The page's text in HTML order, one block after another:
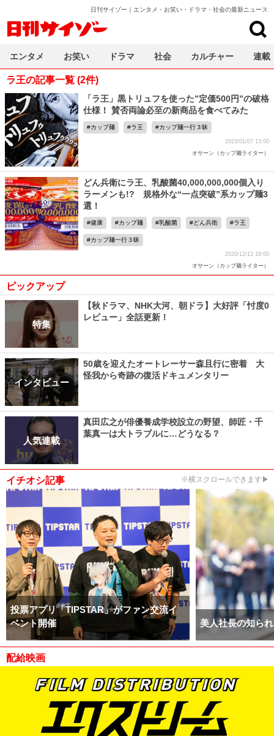
日刊サイゾー｜エンタメ・お笑い・ドラマ・社会の最新ニュース
ラ王の記事一覧 (2件)
「ラ王」黒トリュフを使った”定価500円”の破格
仕様！ 賛否両論必至の新商品を食べてみた
カップ麺 ラ王 カップ麺一行３昧
2023/01/07 13:00
オサーン（カップ麺ライター）
どん兵衛にラ王、乳酸菌40,000,000,000個入り
ラーメンも!? 規格外な“一点突破”系カップ麺3
選！
健康 カップ麺 乳酸菌 どん兵衛 ラ王
カップ麺一行３昧
2020/12/13 18:00
オサーン（カップ麺ライター）
ピックアップ
特集
【秋ドラマ、NHK大河、朝ドラ】大好評「忖度0
レビュー」全話更新！
インタビュー
50歳を迎えたオートレーサー森且行に密着 大
怪我から奇跡の復活ドキュメンタリー
人気連載
真田広之が俳優養成学校設立の野望、師匠・千
葉真一は大トラブルに…どうなる？
イチオシ記事 ※横スクロールできます▶
投票アプリ「TIPSTAR」がファン交流イ
ベント開催
美人社長の知ら
配給映画
エンタメ お笑い ドラマ 社会 カルチャー 連載